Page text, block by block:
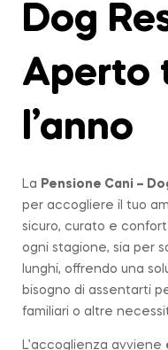
Dog
Aperto
l’anno
La Pensione Cani –
per accogliere il tuo
sicuro, curato e
ogni stagione, sia per
lunghi, offrendo una
bisogno di assentarti
familiari o altre
L’accoglienza avviene